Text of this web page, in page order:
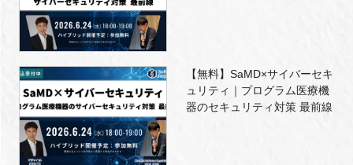
【無料】SaMD×サイバーセキ
ュリティ｜プログラム医療機
器のセキュリティ対策 最前線